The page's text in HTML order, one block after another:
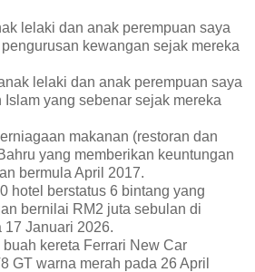
lelaki dan anak perempuan saya
kewangan sejak mereka
lelaki dan anak perempuan saya
Islam yang sebenar sejak mereka
makanan (restoran dan
yang memberikan keuntungan
bermula April 2017.
hotel berstatus 6 bintang yang
bernilai RM2 juta sebulan di
Januari 2026.
kereta Ferrari New Car
GT warna merah pada 26 April